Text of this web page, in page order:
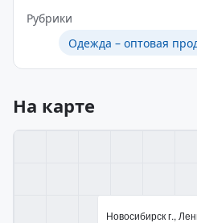
Рубрики
Одежда – оптовая
На карте
Новосибирск г.,